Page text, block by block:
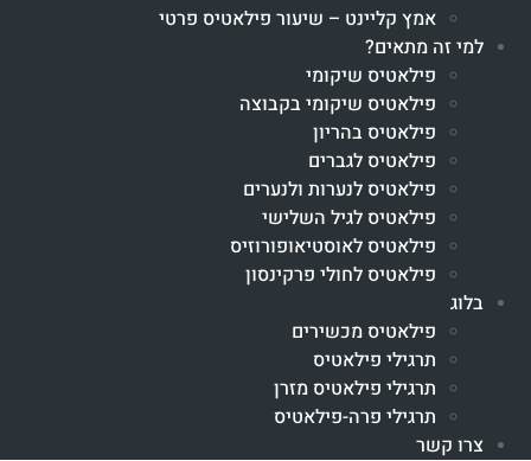
אמץ קליינט – שיעור פילאטיס פרטי
למי זה מתאים?
פילאטיס שיקומי
פילאטיס שיקומי בקבוצה
פילאטיס בהריון
פילאטיס לגברים
פילאטיס לנערות ולנערים
פילאטיס לגיל השלישי
פילאטיס לאוסטיאופורוזיס
פילאטיס לחולי פרקינסון
בלוג
פילאטיס מכשירים
תרגילי פילאטיס
תרגילי פילאטיס מזרן
תרגילי פרה-פילאטיס
צרו קשר